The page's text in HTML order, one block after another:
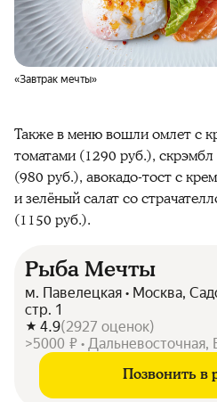
«Завтрак мечты»
Также в меню вошли омлет с
томатами (1290 руб.), скрэмбл
(980 руб.), авокадо-тост с
и зелёный салат со
(1150 руб.).
Рыба Мечты
м. Павелецкая • Москва,
стр. 1
4.9(2927 оценок)
>5000 ₽ • Дальневосточная,
Позвонить в